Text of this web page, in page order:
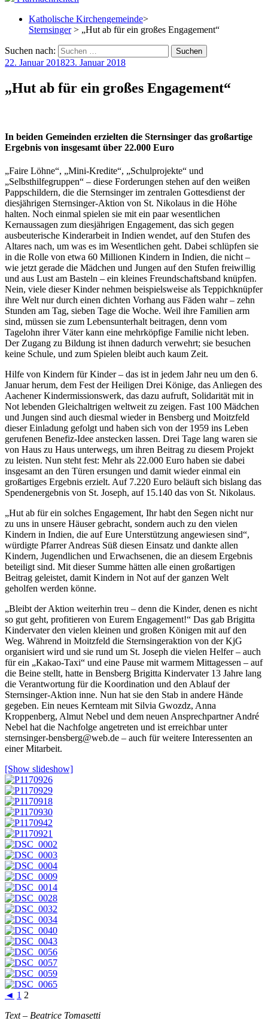
Katholische Kirchengemeinde>
Sternsinger> „Hut ab für ein großes Engagement“
Suchen nach:
22. Januar 201823. Januar 2018
„Hut ab für ein großes Engagement“
In beiden Gemeinden erzielten die Sternsinger das großartige
Ergebnis von insgesamt über 22.000 Euro
„Faire Löhne“, „Mini-Kredite“, „Schulprojekte“ und
„Selbsthilfegruppen“ – diese Forderungen stehen auf den weißen
Pappschildern, die die Sternsinger im zentralen Gottesdienst der
diesjährigen Sternsinger-Aktion von St. Nikolaus in die Höhe
halten. Noch einmal spielen sie mit ein paar wesentlichen
Kernaussagen zum diesjährigen Engagement, das sich gegen
ausbeuterische Kinderarbeit in Indien wendet, auf den Stufen des
Altares nach, um was es im Wesentlichen geht. Dabei schlüpfen sie
in die Rolle von etwa 60 Millionen Kindern in Indien, die nicht –
wie jetzt gerade die Mädchen und Jungen auf den Stufen freiwillig
und aus Lust am Basteln – ein kleines Freundschaftsband knüpfen.
Nein, viele dieser Kinder nehmen beispielsweise als Teppichknüpfer
ihre Welt nur durch einen dichten Vorhang aus Fäden wahr – zehn
Stunden am Tag, sieben Tage die Woche. Weil ihre Familien arm
sind, müssen sie zum Lebensunterhalt beitragen, denn vom
Tagelohn ihrer Väter kann eine mehrköpfige Familie nicht leben.
Der Zugang zu Bildung ist ihnen dadurch verwehrt; sie besuchen
keine Schule, und zum Spielen bleibt auch kaum Zeit.
Hilfe von Kindern für Kinder – das ist in jedem Jahr neu um den 6.
Januar herum, dem Fest der Heiligen Drei Könige, das Anliegen des
Aachener Kindermissionswerk, das dazu aufruft, Solidarität mit in
Not lebenden Gleichaltrigen weltweit zu zeigen. Fast 100 Mädchen
und Jungen sind auch diesmal wieder in Bensberg und Moitzfeld
dieser Einladung gefolgt und haben sich von der 1959 ins Leben
gerufenen Benefiz-Idee anstecken lassen. Drei Tage lang waren sie
von Haus zu Haus unterwegs, um ihren Beitrag zu diesem Projekt
zu leisten. Nun steht fest: Mehr als 22.000 Euro haben sie dabei
insgesamt an den Türen ersungen und damit wieder einmal ein
großartiges Ergebnis erzielt. Auf 7.220 Euro beläuft sich bislang das
Spendenergebnis von St. Joseph, auf 15.140 das von St. Nikolaus.
„Hut ab für ein solches Engagement, Ihr habt den Segen nicht nur
zu uns in unsere Häuser gebracht, sondern auch zu den vielen
Kindern in Indien, die auf Eure Unterstützung angewiesen sind“,
würdigte Pfarrer Andreas Süß diesen Einsatz und dankte allen
Kindern, Jugendlichen und Erwachsenen, die an diesem Ergebnis
beteiligt sind. Mit dieser Summe hätten alle einen großartigen
Beitrag geleistet, damit Kindern in Not auf der ganzen Welt
geholfen werden könne.
„Bleibt der Aktion weiterhin treu – denn die Kinder, denen es nicht
so gut geht, profitieren von Eurem Engagement!“ Das gab Brigitta
Kindervater den vielen kleinen und großen Königen mit auf den
Weg. Während in Moitzfeld die Sternsingeraktion von der KjG
organisiert wird und sie rund um St. Joseph die vielen Helfer – auch
für ein „Kakao-Taxi“ und eine Pause mit warmem Mittagessen – auf
die Beine stellt, hatte in Bensberg Brigitta Kindervater 13 Jahre lang
die Verantwortung für die Koordination und den Ablauf der
Sternsinger-Aktion inne. Nun hat sie den Stab in andere Hände
gegeben. Ein neues Kernteam mit Silvia Gwozdz, Anna
Kroppenberg, Almut Nebel und dem neuen Ansprechpartner André
Nebel hat die Nachfolge angetreten und ist erreichbar unter
sternsinger-bensberg@web.de – auch für weitere Interessenten an
einer Mitarbeit.
[Show slideshow]
◄ 1 2
Text – Beatrice Tomasetti